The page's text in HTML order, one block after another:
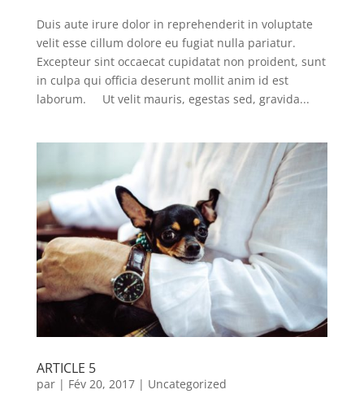
Duis aute irure dolor in reprehenderit in voluptate
velit esse cillum dolore eu fugiat nulla pariatur.
Excepteur sint occaecat cupidatat non proident, sunt
in culpa qui officia deserunt mollit anim id est
laborum. Ut velit mauris, egestas sed, gravida...
ARTICLE 5
par | Fév 20, 2017| Uncategorized